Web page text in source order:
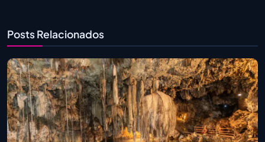
Posts Relacionados